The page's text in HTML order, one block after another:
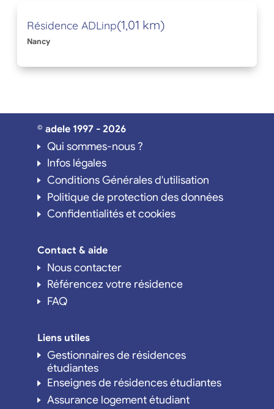
Résidence ADLinp(1,01 km)
Nancy
© adele 1997 - 2026
Qui sommes-nous ?
Infos légales
Conditions Générales d'utilisation
Politique de protection des données
Confidentialités et cookies
Contact & aide
Nous contacter
Référencez votre résidence
FAQ
Liens utiles
Gestionnaires de résidences
étudiantes
Enseignes de résidences étudiantes
Assurance logement étudiant